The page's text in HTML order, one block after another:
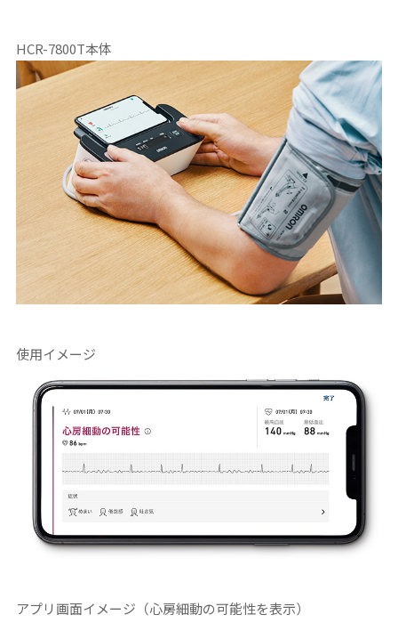
HCR-7800T本体
使用イメージ
アプリ画面イメージ（心房細動の可能性を表示）